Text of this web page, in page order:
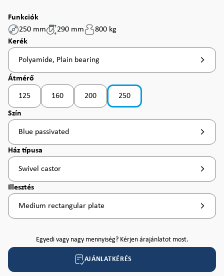
Funkciók
250 mm
290 mm
800 kg
Válasszon
Kerék
Polyamide, Plain bearing
Válasszon
Átmérő
125
(Ez az opció jelenleg nem érhető el. )
160
(Ez az opció jelenleg nem érhető el. )
200 250
Válasszon
Szín
Blue passivated
Válasszon
Ház típusa
Swivel castor
Válasszon
Illesztés
Medium rectangular plate
Egyedi vagy nagy mennyiség? Kérjen árajánlatot most.
AJÁNLATKÉRÉS